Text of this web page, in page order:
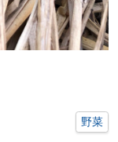
野菜